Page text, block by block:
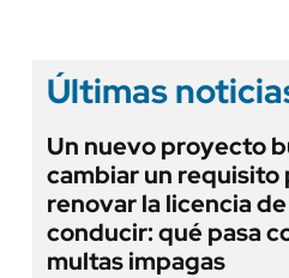
Últimas
Un nuevo proyecto
cambiar un requisito
renovar la licencia de
conducir: qué pasa
multas impagas